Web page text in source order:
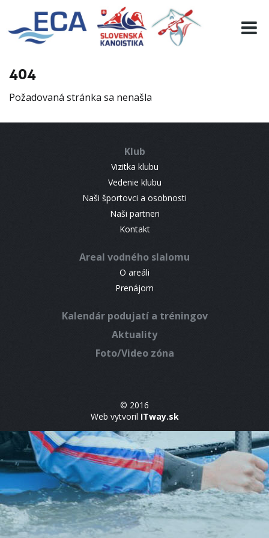
404
Požadovaná stránka sa nenašla
Klub
Vizitka klubu
Vedenie klubu
Naši športovci a osobnosti
Naši partneri
Kontakt
Areal vodného slalomu
O areáli
Prenájom
Kalendár podujatí a tréningov
Aktuality
Foto/Video zóna
© 2016
Web vytvoril ITway.sk
EURO 19
INFO
RESULTS
CONTACT